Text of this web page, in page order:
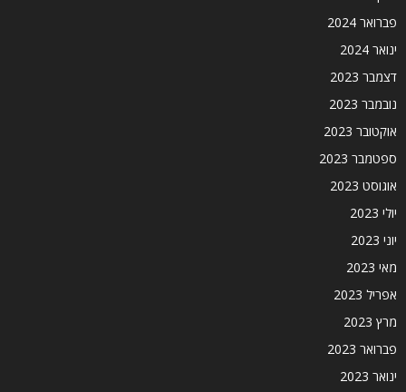
פברואר 2024
ינואר 2024
דצמבר 2023
נובמבר 2023
אוקטובר 2023
ספטמבר 2023
אוגוסט 2023
יולי 2023
יוני 2023
מאי 2023
אפריל 2023
מרץ 2023
פברואר 2023
ינואר 2023